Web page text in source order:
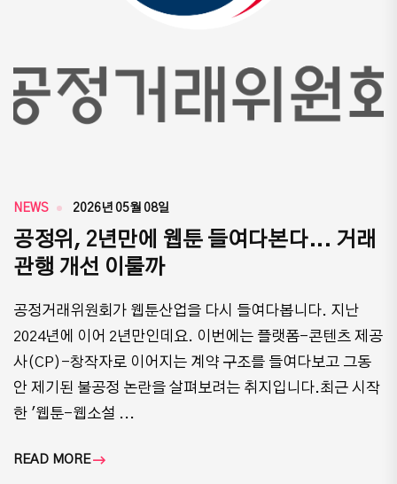
NEWS 2026년 05월 08일
공정위, 2년만에 웹툰 들여다본다... 거래
관행 개선 이룰까
공정거래위원회가 웹툰산업을 다시 들여다봅니다. 지난
2024년에 이어 2년만인데요. 이번에는 플랫폼-콘텐츠 제공
사(CP)-창작자로 이어지는 계약 구조를 들여다보고 그동
안 제기된 불공정 논란을 살펴보려는 취지입니다.최근 시작
한 '웹툰-웹소설 ...
READ MORE